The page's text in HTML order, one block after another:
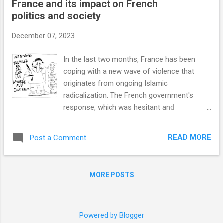
פעולת החמאס. מקור תופעות אלה נמצא
בזרמים אידיאולוגיים שפשטו בחברה
מתבססים על תפיסות אידיאולוגיות רדיקליות
מגישות פוסט-מודרניסטיות בעלות מאפיינים
אנטי-ליברליים. למרות היותן שנויות במחלוקת,
תפיסות אלה הונחלו במערכת החינוך הציבורית
ובמערכת ההשכלה הגבוהה וכיום הן מעצבות
את תודעת הדור הצעיר ומשפיעות על עמדתו
לקהילה היהודית בארה״ב. מאפייני המחאה
מייד אחרי הטבח של ה-7 באוקטובר. בדומה
France and its impact on French
politics and society
December 07, 2023
In the last two months, France has been
coping with a new wave of violence that
originates from ongoing Islamic
radicalization. The French government's
response, which was hesitant and
demonstrations by Hamas supporters
turned into anti-Semitic violence, but the
against anti-Semitism was met with an
Internal considerations influence President
Post a Comment READ MORE
MORE POSTS
Powered by Blogger